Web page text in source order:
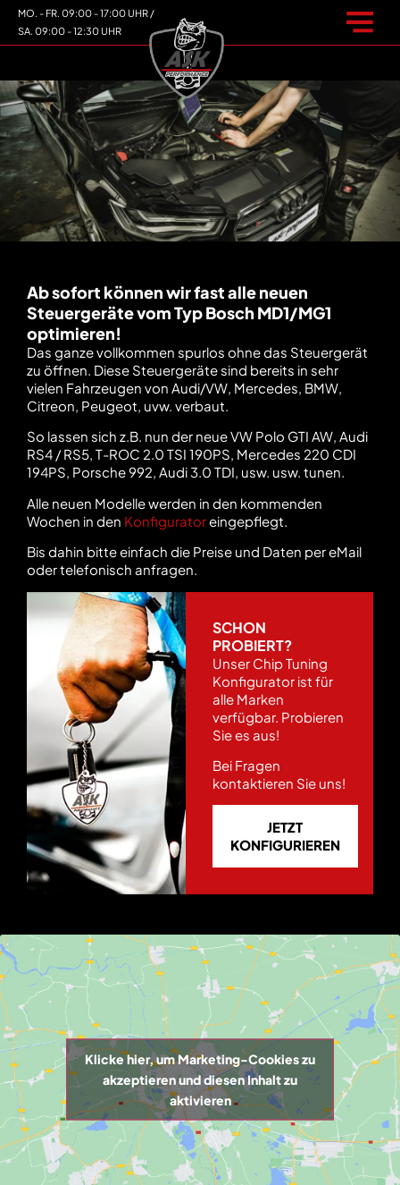
MO. - FR. 09:00 - 17:00 UHR /
SA. 09:00 - 12:30 UHR
Ab sofort können wir fast alle neuen
Steuergeräte vom Typ Bosch MD1/MG1
optimieren!
Das ganze vollkommen spurlos ohne das Steuergerät
zu öffnen. Diese Steuergeräte sind bereits in sehr
vielen Fahrzeugen von Audi/VW, Mercedes, BMW,
Citreon, Peugeot, uvw. verbaut.
So lassen sich z.B. nun der neue VW Polo GTI AW, Audi
RS4 / RS5, T-ROC 2.0 TSI 190PS, Mercedes 220 CDI
194PS, Porsche 992, Audi 3.0 TDI, usw. usw. tunen.
Alle neuen Modelle werden in den kommenden
Wochen in den Konfiguratoreingepflegt.
Bis dahin bitte einfach die Preise und Daten per eMail
oder telefonisch anfragen.
SCHON
PROBIERT?
Unser Chip Tuning
Konfigurator ist für
alle Marken
verfügbar. Probieren
Sie es aus!
Bei Fragen
kontaktieren Sie uns!
JETZT
KONFIGURIEREN
Klicke hier, um Marketing-Cookies zu
akzeptieren und diesen Inhalt zu
aktivieren